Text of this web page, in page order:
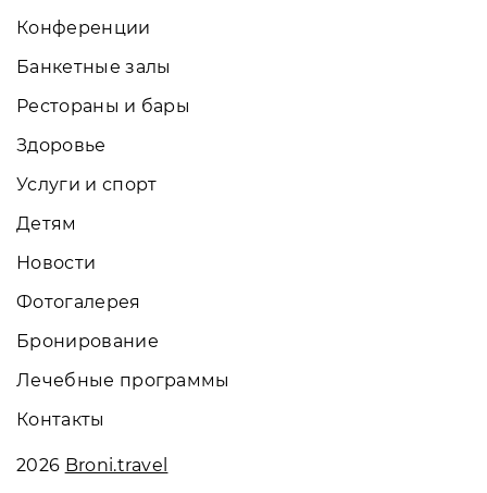
Конференции
Банкетные залы
Рестораны и бары
Здоровье
Услуги и спорт
Детям
Новости
Фотогалерея
Бронирование
Лечебные программы
Контакты
2026 Broni.travel